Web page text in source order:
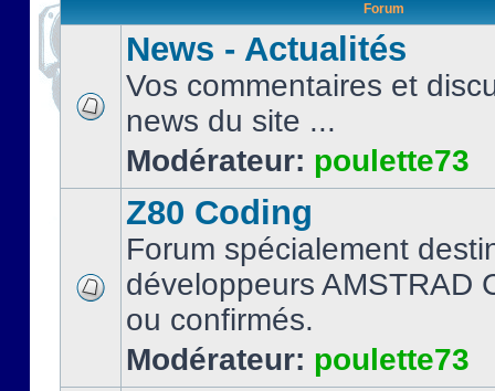
Forum
News - Actualités
Vos commentaires et
news du site ...
Modérateur: poulette73
Z80 Coding
Forum spécialement
développeurs AMSTRAD
ou confirmés.
Modérateur: poulette73